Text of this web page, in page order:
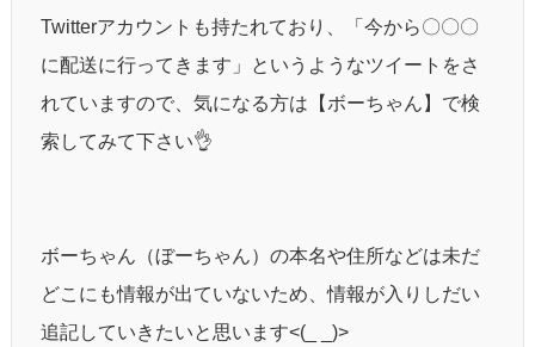
Twitterアカウントも持たれており、「今から〇〇〇
に配送に行ってきます」というようなツイートをさ
れていますので、気になる方は【ボーちゃん】で検
索してみて下さい👌
ボーちゃん（ぼーちゃん）の本名や住所などは未だ
どこにも情報が出ていないため、情報が入りしだい
追記していきたいと思います<(_ _)>